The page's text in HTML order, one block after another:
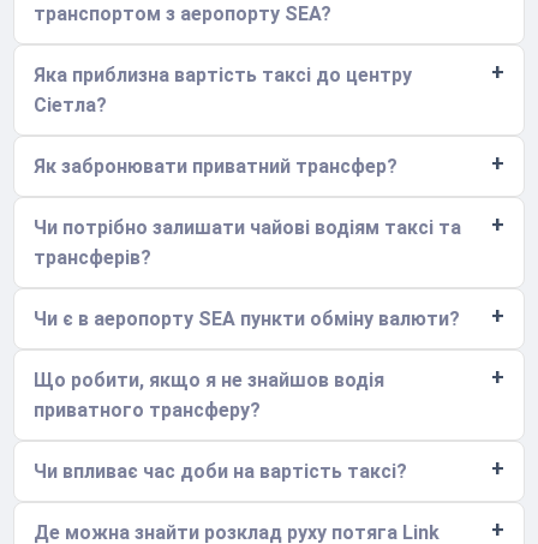
транспортом з аеропорту SEA?
Яка приблизна вартість таксі до центру
Сіетла?
Як забронювати приватний трансфер?
Чи потрібно залишати чайові водіям таксі та
трансферів?
Чи є в аеропорту SEA пункти обміну валюти?
Що робити, якщо я не знайшов водія
приватного трансферу?
Чи впливає час доби на вартість таксі?
Де можна знайти розклад руху потяга Link